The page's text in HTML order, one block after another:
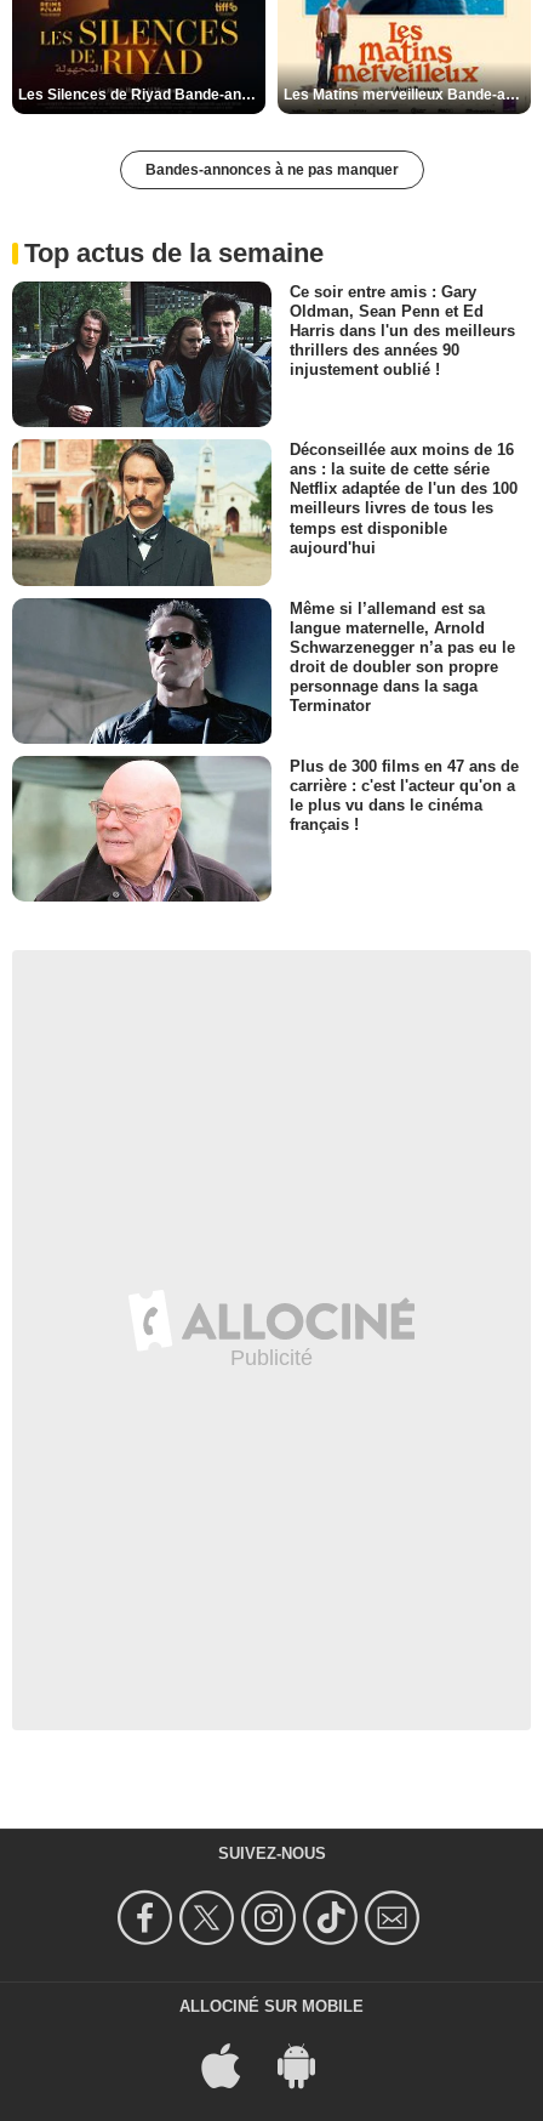
Les Silences de Riyad Bande-annonce VO STFR Les Matins merveilleux Bande-annonce VF
Bandes-annonces à ne pas manquer
Top actus de la semaine
Ce soir entre amis : Gary
Oldman, Sean Penn et Ed
Harris dans l'un des meilleurs
thrillers des années 90
injustement oublié !
Déconseillée aux moins de 16
ans : la suite de cette série
Netflix adaptée de l'un des 100
meilleurs livres de tous les
temps est disponible
aujourd'hui
Même si l’allemand est sa
langue maternelle, Arnold
Schwarzenegger n’a pas eu le
droit de doubler son propre
personnage dans la saga
Terminator
Plus de 300 films en 47 ans de
carrière : c'est l'acteur qu'on a
le plus vu dans le cinéma
français !
SUIVEZ-NOUS
ALLOCINÉ SUR MOBILE